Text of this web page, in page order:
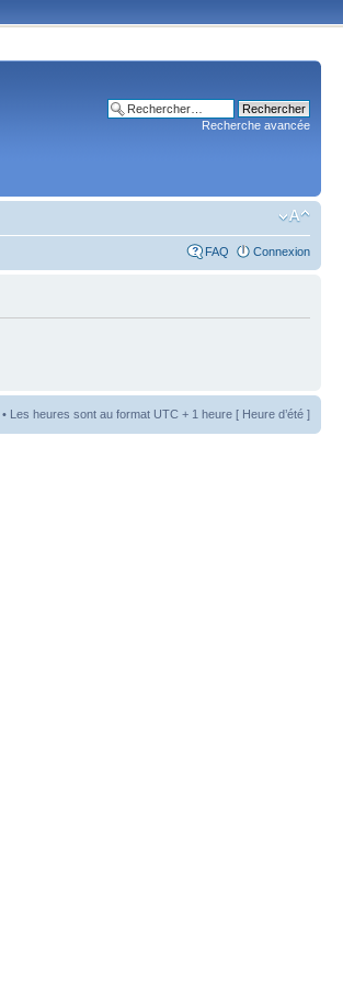
Recherche avancée
FAQ Connexion
• Les heures sont au format UTC + 1 heure [ Heure d’été ]